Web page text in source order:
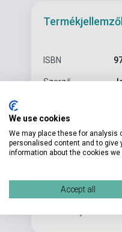
ISBN
Szerző
Kiadó
Nyelv
We use cookies
We may place these for analysis
personalised content and to give
information about the cookies we
Accept all